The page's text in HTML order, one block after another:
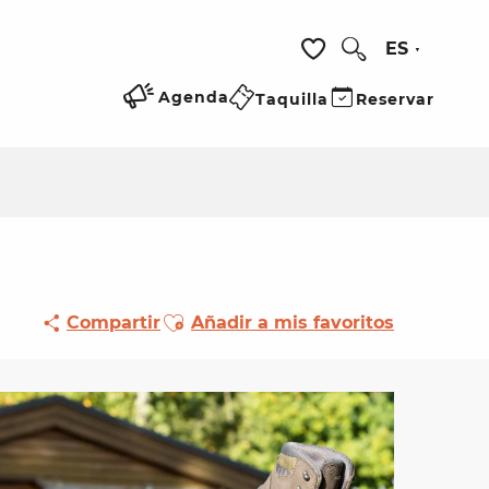
Voir les favoris
ES
Agenda Taquilla Reservar
CompartirAjouter aux favoris
Añadir a mis favoritos